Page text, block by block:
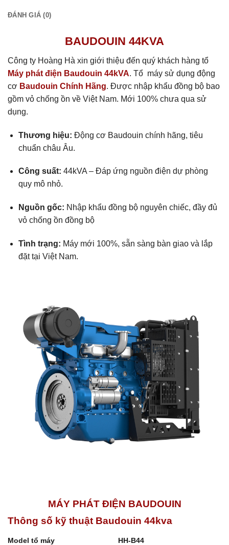
ĐÁNH GIÁ (0)
BAUDOUIN 44KVA
Công ty Hoàng Hà xin giới thiệu đến quý khách hàng tổ
Máy phát điện Baudouin 44kVA. Tổ máy sử dụng động
cơ Baudouin Chính Hãng. Được nhập khẩu đồng bộ bao
gồm vỏ chống ồn về Việt Nam. Mới 100% chưa qua sử
dụng.
Thương hiệu: Động cơ Baudouin chính hãng, tiêu
chuẩn châu Âu.
Công suất: 44kVA – Đáp ứng nguồn điện dự phòng
quy mô nhỏ.
Nguồn gốc: Nhập khẩu đồng bộ nguyên chiếc, đầy đủ
vỏ chống ồn đồng bộ
Tình trạng: Máy mới 100%, sẵn sàng bàn giao và lắp
đặt tại Việt Nam.
MÁY PHÁT ĐIỆN BAUDOUIN
Thông số kỹ thuật Baudouin 44kva
Model tổ máy HH-B44